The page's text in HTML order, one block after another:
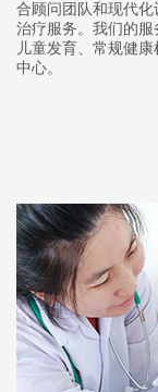
合顾问团队和现代
治疗服务。我们的服
儿童发育、常规健
中心。